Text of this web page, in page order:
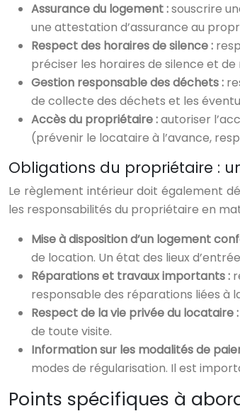
Assurance du logement :souscrire
une attestation d’assurance au
Respect des horaires de silence :
préciser les horaires de silence et
Gestion responsable des déchets :
de collecte des déchets et les
Accès du propriétaire :autoriser
(prévenir le locataire à l’avance,
Obligations du propriétaire :
Le règlement intérieur doit également
les responsabilités du propriétaire en
Mise à disposition d’un logement
de location. Un état des lieux
Réparations et travaux importants :
responsable des réparations liées à
Respect de la vie privée du locataire :
de toute visite.
Information sur les modalités de
modes de régularisation. Il est
Points spécifiques à